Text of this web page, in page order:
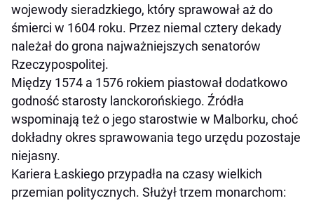
wojewody sieradzkiego, który sprawował aż do
śmierci w 1604 roku. Przez niemal cztery dekady
należał do grona najważniejszych senatorów
Rzeczypospolitej.
Między 1574 a 1576 rokiem piastował dodatkowo
godność starosty lanckorońskiego. Źródła
wspominają też o jego starostwie w Malborku, choć
dokładny okres sprawowania tego urzędu pozostaje
niejasny.
Kariera Łaskiego przypadła na czasy wielkich
przemian politycznych. Służył trzem monarchom: